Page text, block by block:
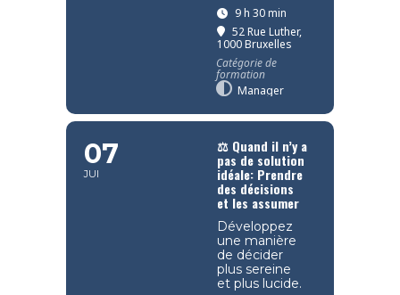
9 h 30 min
52 Rue Luther,
1000 Bruxelles
Catégorie de
formation
Manager
07
JUI
⚖️ Quand il n’y a
pas de solution
idéale: Prendre
des décisions
et les assumer
Développez
une manière
de décider
plus sereine
et plus lucide.